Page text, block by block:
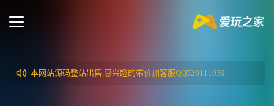
本网站源码整站出售,感兴趣的带价加客服QQ520111039